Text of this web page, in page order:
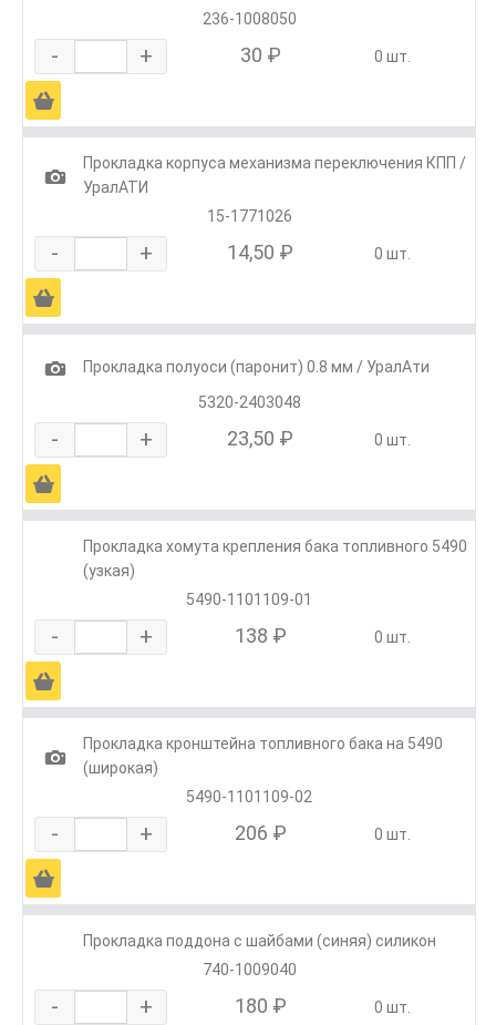
236-1008050
- + 30 ₽ 0 шт.
Ä
1
Прокладка корпуса механизма переключения КПП /
УралАТИ
15-1771026
- + 14,50 ₽ 0 шт.
Ä
1
Прокладка полуоси (паронит) 0.8 мм / УралАти
5320-2403048
- + 23,50 ₽ 0 шт.
Ä
Прокладка хомута крепления бака топливного 5490
(узкая)
5490-1101109-01
- + 138 ₽ 0 шт.
Ä
1
Прокладка кронштейна топливного бака на 5490
(широкая)
5490-1101109-02
- + 206 ₽ 0 шт.
Ä
Прокладка поддона с шайбами (синяя) силикон
740-1009040
- + 180 ₽ 0 шт.